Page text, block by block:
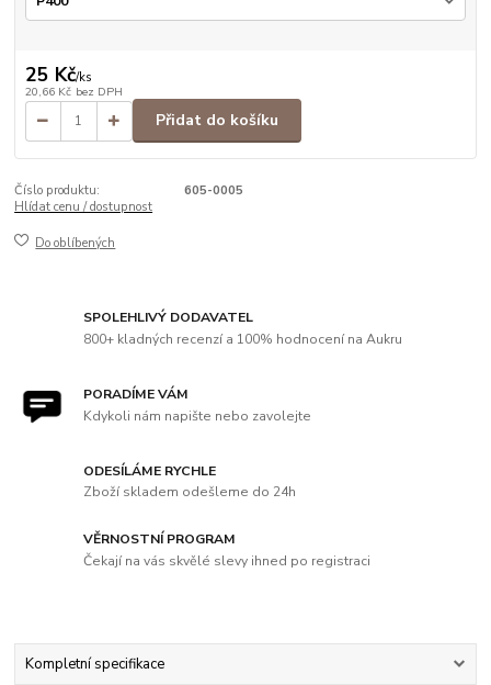
25 Kč/ks
20,66 Kč bez DPH
Přidat do košíku
Číslo produktu:
605-0005
Hlídat cenu / dostupnost
Do oblíbených
SPOLEHLIVÝ DODAVATEL
800+ kladných recenzí a 100% hodnocení na Aukru
PORADÍME VÁM
Kdykoli nám napište nebo zavolejte
ODESÍLÁME RYCHLE
Zboží skladem odešleme do 24h
VĚRNOSTNÍ PROGRAM
Čekají na vás skvělé slevy ihned po registraci
Kompletní specifikace